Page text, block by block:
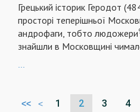
Грецький історик Геродот
просторі теперішньої
андрофаги, тобто людожери
знайшли в Московщині
<< < 1 2 3 4